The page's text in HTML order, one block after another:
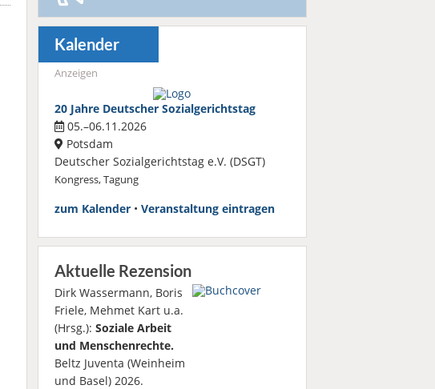
Kalender
Anzeigen
20 Jahre Deutscher Sozialgerichtstag
05.–06.11.2026
Potsdam
Deutscher Sozialgerichtstag e.V. (DSGT)
Kongress, Tagung
zum Kalender• Veranstaltung eintragen
Aktuelle Rezension
Dirk Wassermann, Boris
Friele, Mehmet Kart u.a.
(Hrsg.): Soziale Arbeit
und Menschenrechte.
Beltz Juventa (Weinheim
und Basel) 2026.